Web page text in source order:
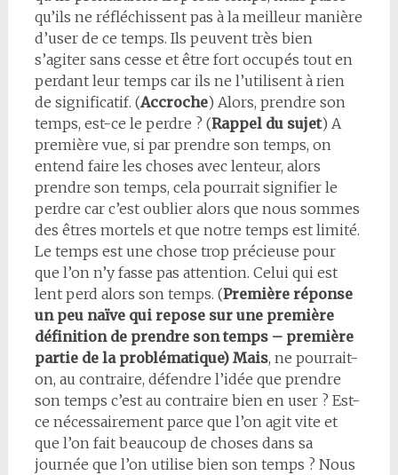
qu’ils ne réfléchissent pas à la meilleur manière
d’user de ce temps. Ils peuvent très bien
s’agiter sans cesse et être fort occupés tout en
perdant leur temps car ils ne l’utilisent à rien
de significatif. (Accroche) Alors, prendre son
temps, est-ce le perdre ? (Rappel du sujet) A
première vue, si par prendre son temps, on
entend faire les choses avec lenteur, alors
prendre son temps, cela pourrait signifier le
perdre car c’est oublier alors que nous sommes
des êtres mortels et que notre temps est limité.
Le temps est une chose trop précieuse pour
que l’on n’y fasse pas attention. Celui qui est
lent perd alors son temps. (Première réponse
un peu naïve qui repose sur une première
définition de prendre son temps – première
partie de la problématique) Mais, ne pourrait-
on, au contraire, défendre l’idée que prendre
son temps c’est au contraire bien en user ? Est-
ce nécessairement parce que l’on agit vite et
que l’on fait beaucoup de choses dans sa
journée que l’on utilise bien son temps ? Nous